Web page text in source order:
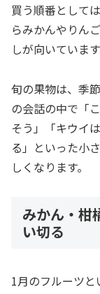
買う順番として
らみかんやりん
しが向いています
旬の果物は、季
の会話の中で「
そう」「キウイ
る」といった小
しくなります。
みかん・柑
い切る
1月のフルーツ